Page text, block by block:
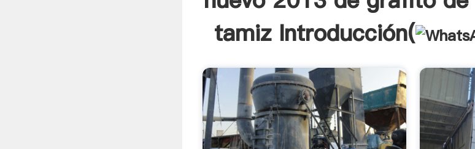
tamiz Introducción(